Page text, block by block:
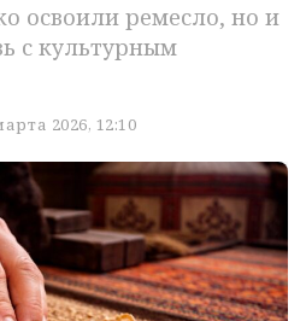
освоили ремесло, но и
с культурным
2026, 12:10